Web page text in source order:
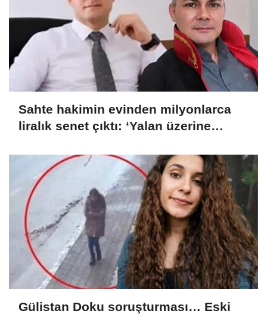
Sahte hakimin evinden milyonlarca
liralık senet çıktı: ‘Yalan üzerine
Gülistan Doku soruşturması… Eski